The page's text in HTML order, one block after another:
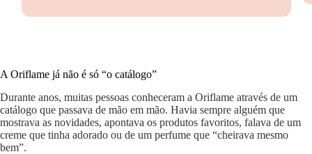
A Oriflame já não é só “o catálogo”
Durante anos, muitas pessoas conheceram a Oriflame através de um
catálogo que passava de mão em mão. Havia sempre alguém que
mostrava as novidades, apontava os produtos favoritos, falava de um
creme que tinha adorado ou de um perfume que “cheirava mesmo
bem”.